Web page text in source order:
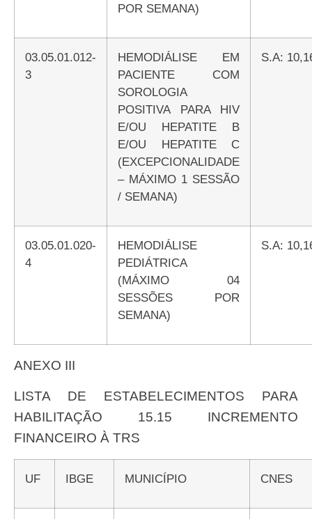
POR SEMANA)
03.05.01.012-
3
HEMODIÁLISE EM
PACIENTE COM
SOROLOGIA
POSITIVA PARA HIV
E/OU HEPATITE B
E/OU HEPATITE C
(EXCEPCIONALIDADE
– MÁXIMO 1 SESSÃO
/ SEMANA)
S.A:
03.05.01.020-
4
HEMODIÁLISE
PEDIÁTRICA
(MÁXIMO 04
SESSÕES POR
SEMANA)
S.A:
ANEXO III
LISTA DE ESTABELECIMENTOS PARA
HABILITAÇÃO 15.15 INCREMENTO
FINANCEIRO À TRS
UF IBGE MUNICÍPIO CNES